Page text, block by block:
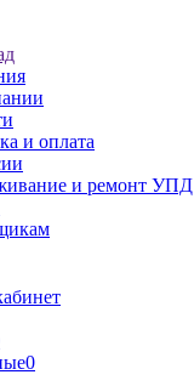
и оплата
и ремонт УПД
0